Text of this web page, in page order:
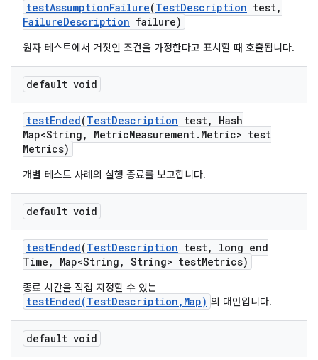
testAssumptionFailure(TestDescription test,
FailureDescription failure)
원자 테스트에서 거짓인 조건을 가정한다고 표시할 때 호출됩니다.
default void
testEnded(TestDescription test,
Hash
Map<String , MetricMeasurement. Metric> test
Metrics)
개별 테스트 사례의 실행 종료를 보고합니다.
default void
testEnded(TestDescription test,
long end
Time , Map<String , String> testMetrics)
종료 시간을 직접 지정할 수 있는
testEnded(TestDescription,Map) 의 대안입니다.
default void